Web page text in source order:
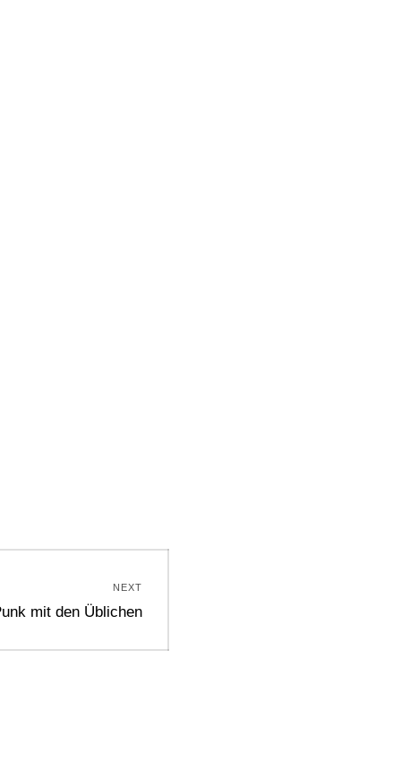
NEXT
mit den Üblichen